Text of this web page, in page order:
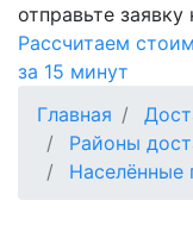
отправьте заявку
Рассчитаем
за 15 минут
Главная
Районы
Населённые